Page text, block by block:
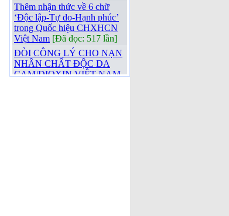
‘Độc lập-Tự do-Hạnh phúc’
trong Quốc hiệu CHXHCN
Việt Nam [Đã đọc: 517 lần]
ĐÒI CÔNG LÝ CHO NẠN
NHÂN CHẤT ĐỘC DA
CAM/DIOXIN VIỆT NAM
[Đã đọc: 500 lần]